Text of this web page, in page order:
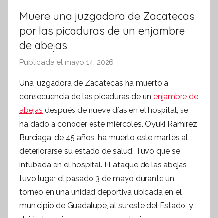
Muere una juzgadora de Zacatecas
por las picaduras de un enjambre
de abejas
Publicada el mayo 14, 2026
r
S
í
n
t
e
s
i
s
I
Una juzgadora de Zacatecas ha muerto a
consecuencia de las picaduras de un enjambre de
abejas después de nueve días en el hospital, se
ha dado a conocer este miércoles. Oyuki Ramírez
Burciaga, de 45 años, ha muerto este martes al
deteriorarse su estado de salud. Tuvo que se
intubada en el hospital. El ataque de las abejas
tuvo lugar el pasado 3 de mayo durante un
torneo en una unidad deportiva ubicada en el
municipio de Guadalupe, al sureste del Estado, y